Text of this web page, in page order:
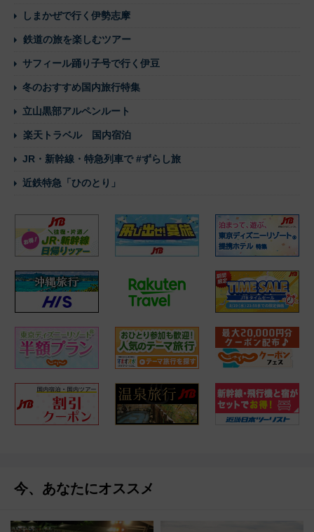
しまかぜで行く伊勢志摩
鉄道の旅を楽しむツアー
サフィール踊り子号で行く伊豆
冬のおすすめ国内旅行特集
立山黒部アルペンルート
楽天トラベル 国内宿泊
JR・新幹線・特急列車で #ずらし旅
近鉄特急「ひのとり」
今、あなたにオススメ